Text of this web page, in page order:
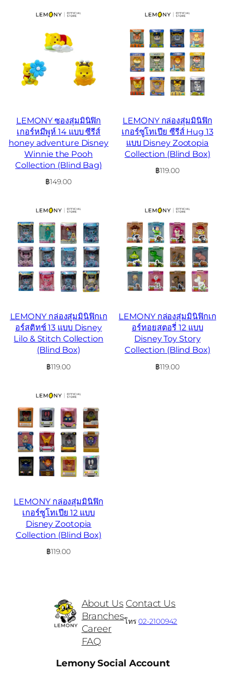
LEMONY ซองสุ่มมินิฟิก
เกอร์หมีพูห์ 14 แบบ ซีรีส์
honey adventure Disney
Winnie the Pooh
Collection (Blind Bag)
฿149.00
LEMONY กล่องสุ่มมินิฟิก
เกอร์ซูโทเปีย ซีรีส์ Hug 13
แบบ Disney Zootopia
Collection (Blind Box)
฿119.00
LEMONY กล่องสุ่มมินิฟิกเก
อร์สติทช์ 13 แบบ Disney
Lilo & Stitch Collection
(Blind Box)
฿119.00
LEMONY กล่องสุ่มมินิฟิกเก
อร์ทอยสตอรี่ 12 แบบ
Disney Toy Story
Collection (Blind Box)
฿119.00
LEMONY กล่องสุ่มมินิฟิก
เกอร์ซูโทเปีย 12 แบบ
Disney Zootopia
Collection (Blind Box)
฿119.00
About Us
Branches
Career
FAQ
Contact Us
โทร02-2100942
Lemony Social Account